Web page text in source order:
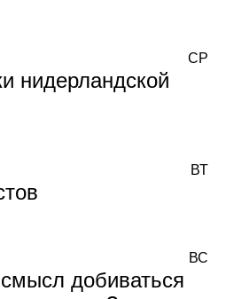
нидерландской
СР
ВТ
добиваться
ВС